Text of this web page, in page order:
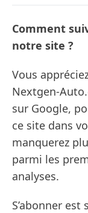
Comment
notre site ?
Vous
Nextgen-
sur Google,
ce site dans
manquerez
parmi les
analyses.
S’abonner